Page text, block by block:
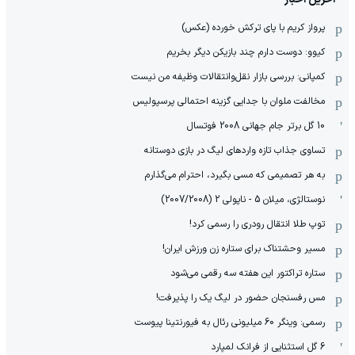
پرواز کریم با پای ترکش خورده (عکس)
کیوو: دوست دارم چند بازیکن دیگر بخریم
کمپانی: بررسی بازار نقل‌وانتقالات وظیفه من نیست
مخالفت ملوان با جدایی گزینه احتمالی پرسپولیس
10 گل برتر جام جهانی 2008 فوتسال
تساوی جذاب تازه واردهای لیگ در بازی دوستانه
به هر تصمیمی که مسی بگیرد، احترام می‌گذارم
نوستالژی، میلان 5 - ناپولی 2 (2007/2008)
توپ طلا انتقال رودری را رسمی کرد!
مسیر وحشتناک برای ستاره زن ورزش ایران!
ستاره تراکتور این هفته سه رقمی می‌شود
مس رفسنجان حضور در لیگ یک را پذیرفت!
رسمی: وینگر 60 میلیونی رئال به فیورنتینا پیوست
6 گل استثنایی از فرانک لمپارد